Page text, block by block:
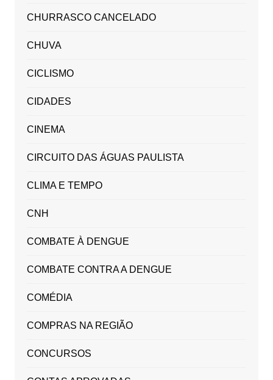
CHURRASCO CANCELADO
CHUVA
CICLISMO
CIDADES
CINEMA
CIRCUITO DAS ÁGUAS PAULISTA
CLIMA E TEMPO
CNH
COMBATE À DENGUE
COMBATE CONTRA A DENGUE
COMÉDIA
COMPRAS NA REGIÃO
CONCURSOS